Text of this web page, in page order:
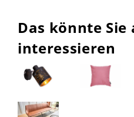
Das könnte Sie
interessieren